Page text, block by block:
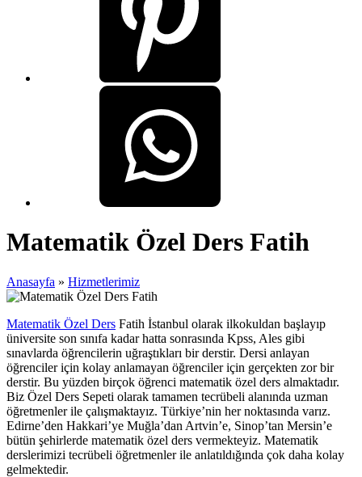
Matematik Özel Ders Fatih
Anasayfa » Hizmetlerimiz
Matematik Özel Ders Fatih İstanbul olarak ilkokuldan başlayıp
üniversite son sınıfa kadar hatta sonrasında Kpss, Ales gibi
sınavlarda öğrencilerin uğraştıkları bir derstir. Dersi anlayan
öğrenciler için kolay anlamayan öğrenciler için gerçekten zor bir
derstir. Bu yüzden birçok öğrenci matematik özel ders almaktadır.
Biz Özel Ders Sepeti olarak tamamen tecrübeli alanında uzman
öğretmenler ile çalışmaktayız. Türkiye’nin her noktasında varız.
Edirne’den Hakkari’ye Muğla’dan Artvin’e, Sinop’tan Mersin’e
bütün şehirlerde matematik özel ders vermekteyiz. Matematik
derslerimizi tecrübeli öğretmenler ile anlatıldığında çok daha kolay
gelmektedir.